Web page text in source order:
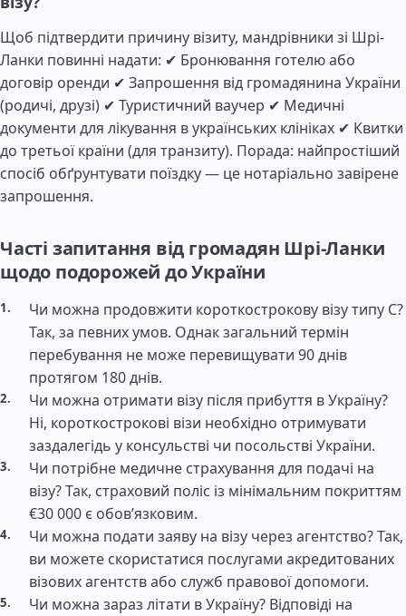
Щоб підтвердити причину візиту, мандрівники зі Шрі-
Ланки повинні надати: ✔ Бронювання готелю або
договір оренди ✔ Запрошення від громадянина України
(родичі, друзі) ✔ Туристичний ваучер ✔ Медичні
документи для лікування в українських клініках ✔ Квитки
до третьої країни (для транзиту). Порада: найпростіший
спосіб обґрунтувати поїздку — це нотаріально завірене
запрошення.
Часті запитання від громадян Шрі-Ланки
щодо подорожей до України
Чи можна продовжити короткострокову візу типу C?
Так, за певних умов. Однак загальний термін
перебування не може перевищувати 90 днів
протягом 180 днів.
Чи можна отримати візу після прибуття в Україну?
Ні, короткострокові візи необхідно отримувати
заздалегідь у консульстві чи посольстві України.
Чи потрібне медичне страхування для подачі на
візу? Так, страховий поліс із мінімальним покриттям
€30 000 є обов’язковим.
Чи можна подати заяву на візу через агентство? Так,
ви можете скористатися послугами акредитованих
візових агентств або служб правової допомоги.
Чи можна зараз літати в Україну? Відповіді на